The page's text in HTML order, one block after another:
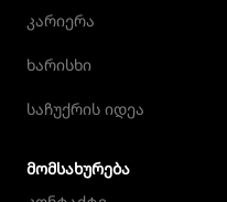
კარიერა
ხარისხი
საჩუქრის იდეა
ᲛᲝᲛᲡᲐᲮᲣᲠᲔᲑᲐ